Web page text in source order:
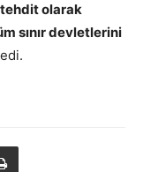
olarak
sınır devletlerini